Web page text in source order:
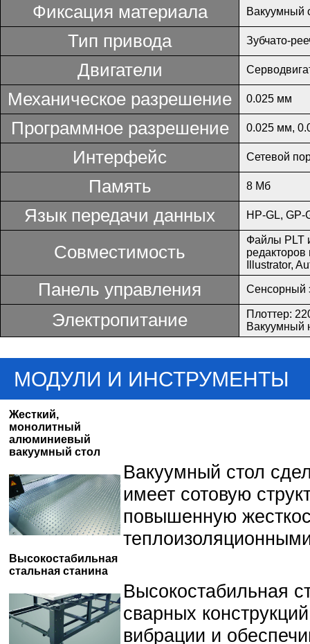
Фиксация материала Вакуумный
Тип привода Зубчато-
Двигатели
Механическое разрешение 0.025 мм
Программное разрешение 0.025 мм,
Интерфейс Сетевой
Память 8 Мб
Язык передачи данных HP-GL, GP-
Совместимость
Файлы PLT
Illustrator,
Панель управления Сенсорный
Электропитание
Плоттер:
Вакуумный
МОДУЛИ И ИНСТРУМЕНТЫ
Жесткий,
монолитный
алюминиевый
вакуумный стол
Вакуумный стол
имеет сотовую
повышенную
Высокостабильная
стальная станина
Высокостабильная
сварных
вибрации и